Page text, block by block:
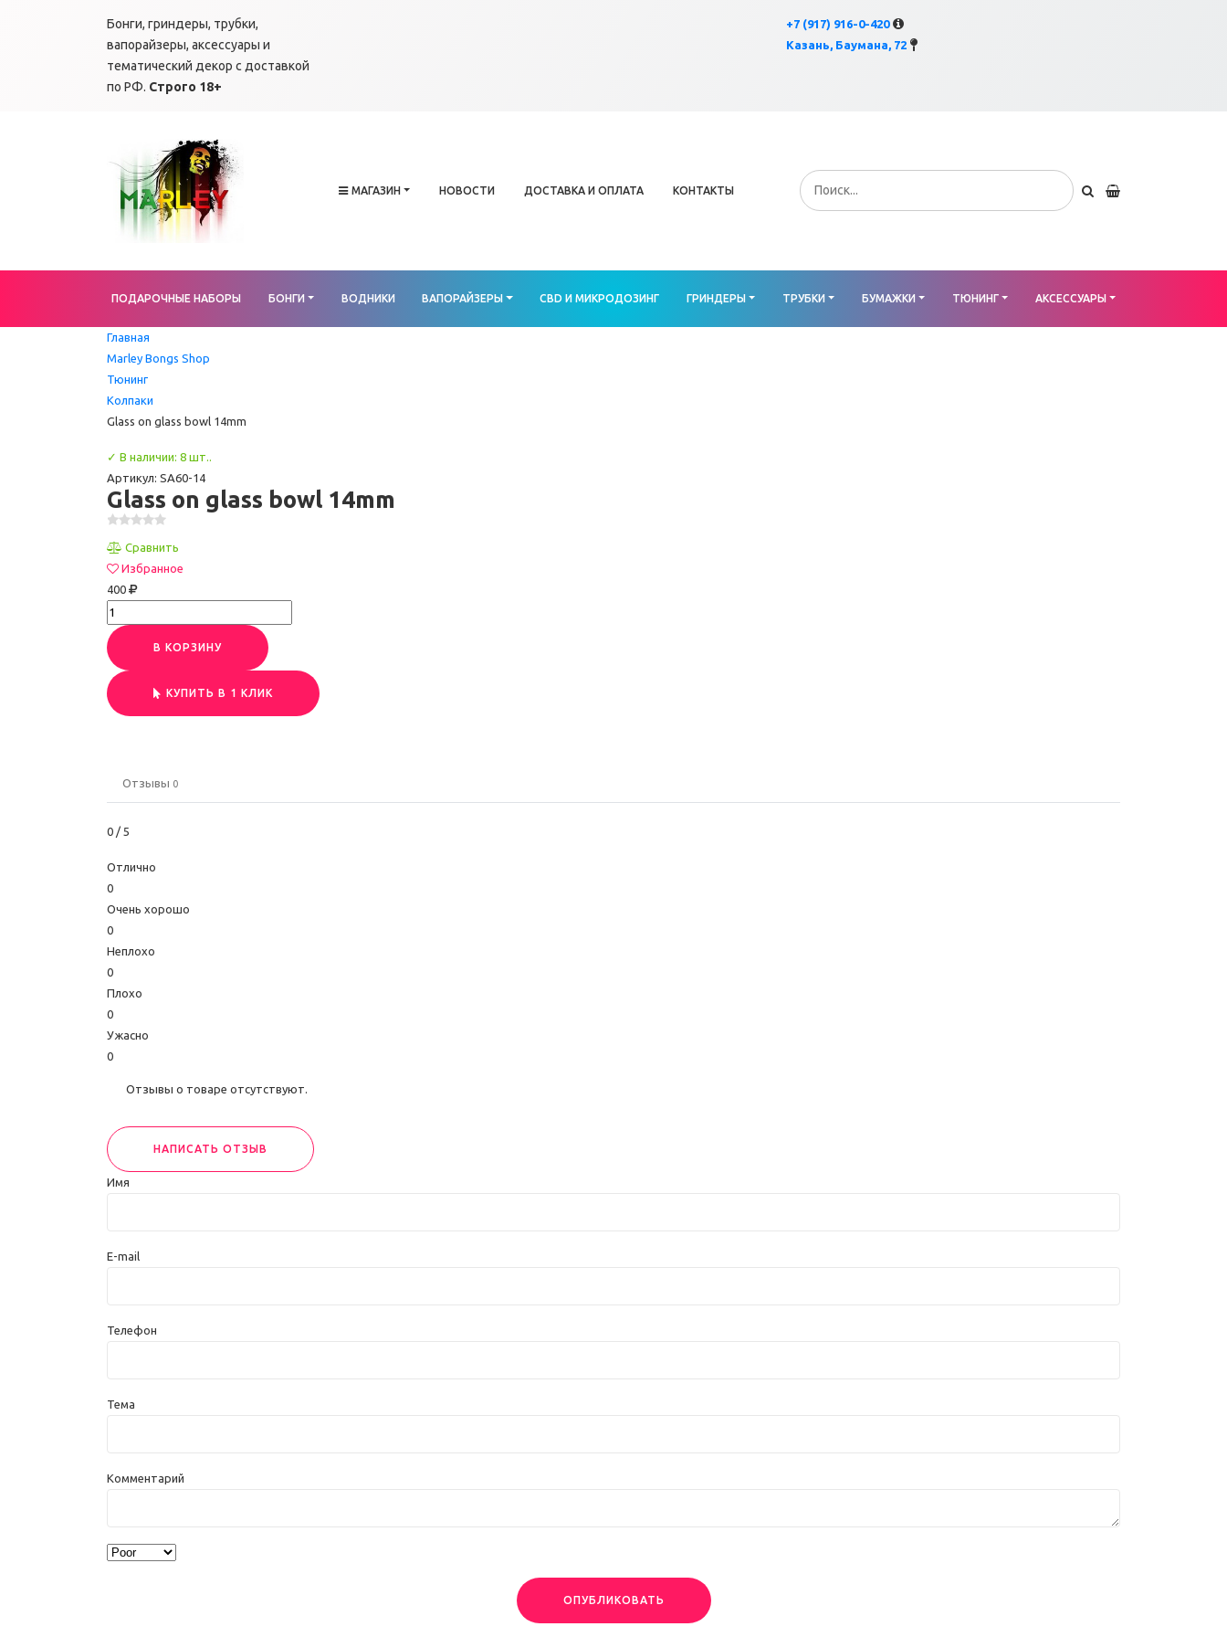
Бонги, гриндеры, трубки,
вапорайзеры, аксессуары и
тематический декор с доставкой
по РФ. Строго 18+
+7 (917) 916-0-420
Казань, Баумана, 72
МАГАЗИН НОВОСТИ ДОСТАВКА И ОПЛАТА КОНТАКТЫ
ПОДАРОЧНЫЕ НАБОРЫ БОНГИ ВОДНИКИ ВАПОРАЙЗЕРЫ CBD И МИКРОДОЗИНГ ГРИНДЕРЫ ТРУБКИ БУМАЖКИ ТЮНИНГ АКСЕССУАРЫ
Главная
Marley Bongs Shop
Тюнинг
Колпаки
Glass on glass bowl 14mm
✓ В наличии: 8 шт..
Артикул: SA60-14
Glass on glass bowl 14mm
Сравнить
Избранное
400
В КОРЗИНУ
КУПИТЬ В 1 КЛИК
Отзывы 0
0 / 5
Отлично
0
Очень хорошо
0
Неплохо
0
Плохо
0
Ужасно
0
Отзывы о товаре отсутствуют.
НАПИСАТЬ ОТЗЫВ
Имя
E-mail
Телефон
Тема
Комментарий
ОПУБЛИКОВАТЬ